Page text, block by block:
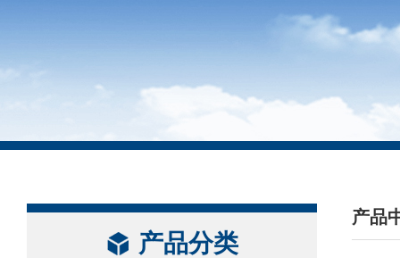
产品分类
产品
/